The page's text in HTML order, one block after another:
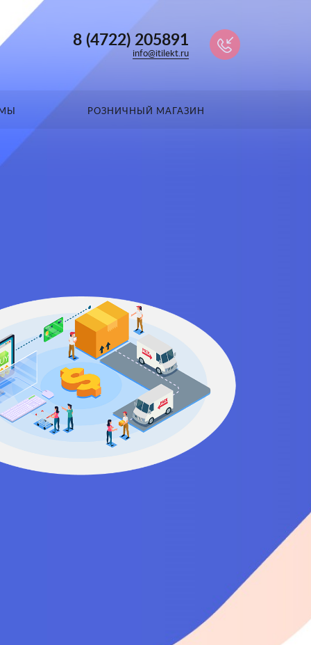
8 (4722) 205891
info@itilekt.ru
РОЗНИЧНЫЙ МАГАЗИН
ОСНОВНЫЕ ПРОБЛЕМЫ